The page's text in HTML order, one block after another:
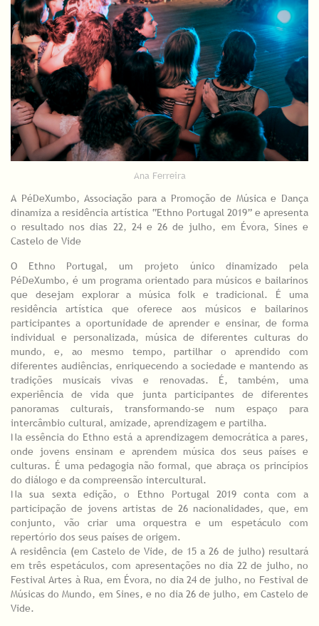
Ana Ferreira
A PéDeXumbo, Associação para a Promoção de Música e Dança
dinamiza a residência artística “Ethno Portugal 2019” e apresenta
o resultado nos dias 22, 24 e 26 de julho, em Évora, Sines e
Castelo de Vide
O Ethno Portugal, um projeto único dinamizado pela
PéDeXumbo, é um programa orientado para músicos e bailarinos
que desejam explorar a música folk e tradicional. É uma
residência artística que oferece aos músicos e bailarinos
participantes a oportunidade de aprender e ensinar, de forma
individual e personalizada, música de diferentes culturas do
mundo, e, ao mesmo tempo, partilhar o aprendido com
diferentes audiências, enriquecendo a sociedade e mantendo as
tradições musicais vivas e renovadas. É, também, uma
experiência de vida que junta participantes de diferentes
panoramas culturais, transformando-se num espaço para
intercâmbio cultural, amizade, aprendizagem e partilha.
Na essência do Ethno está a aprendizagem democrática a pares,
onde jovens ensinam e aprendem música dos seus países e
culturas. É uma pedagogia não formal, que abraça os princípios
do diálogo e da compreensão intercultural.
Na sua sexta edição, o Ethno Portugal 2019 conta com a
participação de jovens artistas de 26 nacionalidades, que, em
conjunto, vão criar uma orquestra e um espetáculo com
repertório dos seus países de origem.
A residência (em Castelo de Vide, de 15 a 26 de julho) resultará
em três espetáculos, com apresentações no dia 22 de julho, no
Festival Artes à Rua, em Évora, no dia 24 de julho, no Festival de
Músicas do Mundo, em Sines, e no dia 26 de julho, em Castelo de
Vide.